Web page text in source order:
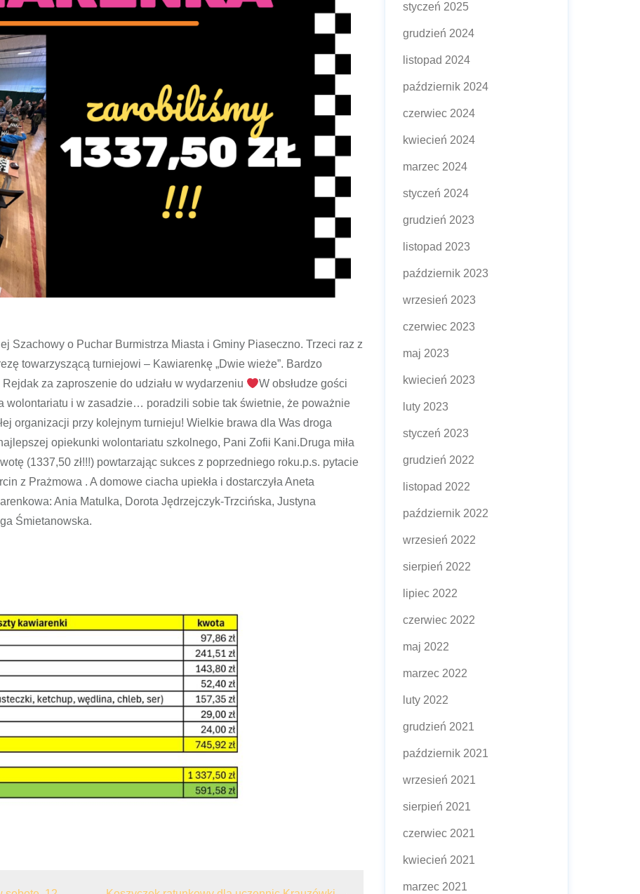
Szachowy o Puchar Burmistrza Miasta i Gminy Piaseczno. Trzeci raz z
towarzyszącą turniejowi – Kawiarenkę „Dwie wieże”. Bardzo
za zaproszenie do udziału w wydarzeniu
W obsłudze gości
wolontariatu i w zasadzie… poradzili sobie tak świetnie, że poważnie
organizacji przy kolejnym turnieju! Wielkie brawa dla Was droga
opiekunki wolontariatu szkolnego, Pani Zofii Kani.Druga miła
(1337,50 zł!!!) powtarzając sukces z poprzedniego roku.p.s. pytacie
z Prażmowa . A domowe ciacha upiekła i dostarczyła Aneta
Ania Matulka, Dorota Jędrzejczyk-Trzcińska, Justyna
Śmietanowska.
styczeń 2025
grudzień 2024
listopad 2024
październik 2024
czerwiec 2024
kwiecień 2024
marzec 2024
styczeń 2024
grudzień 2023
listopad 2023
październik 2023
wrzesień 2023
czerwiec 2023
maj 2023
kwiecień 2023
luty 2023
styczeń 2023
grudzień 2022
listopad 2022
październik 2022
wrzesień 2022
sierpień 2022
lipiec 2022
czerwiec 2022
maj 2022
marzec 2022
luty 2022
grudzień 2021
październik 2021
wrzesień 2021
sierpień 2021
czerwiec 2021
kwiecień 2021
marzec 2021